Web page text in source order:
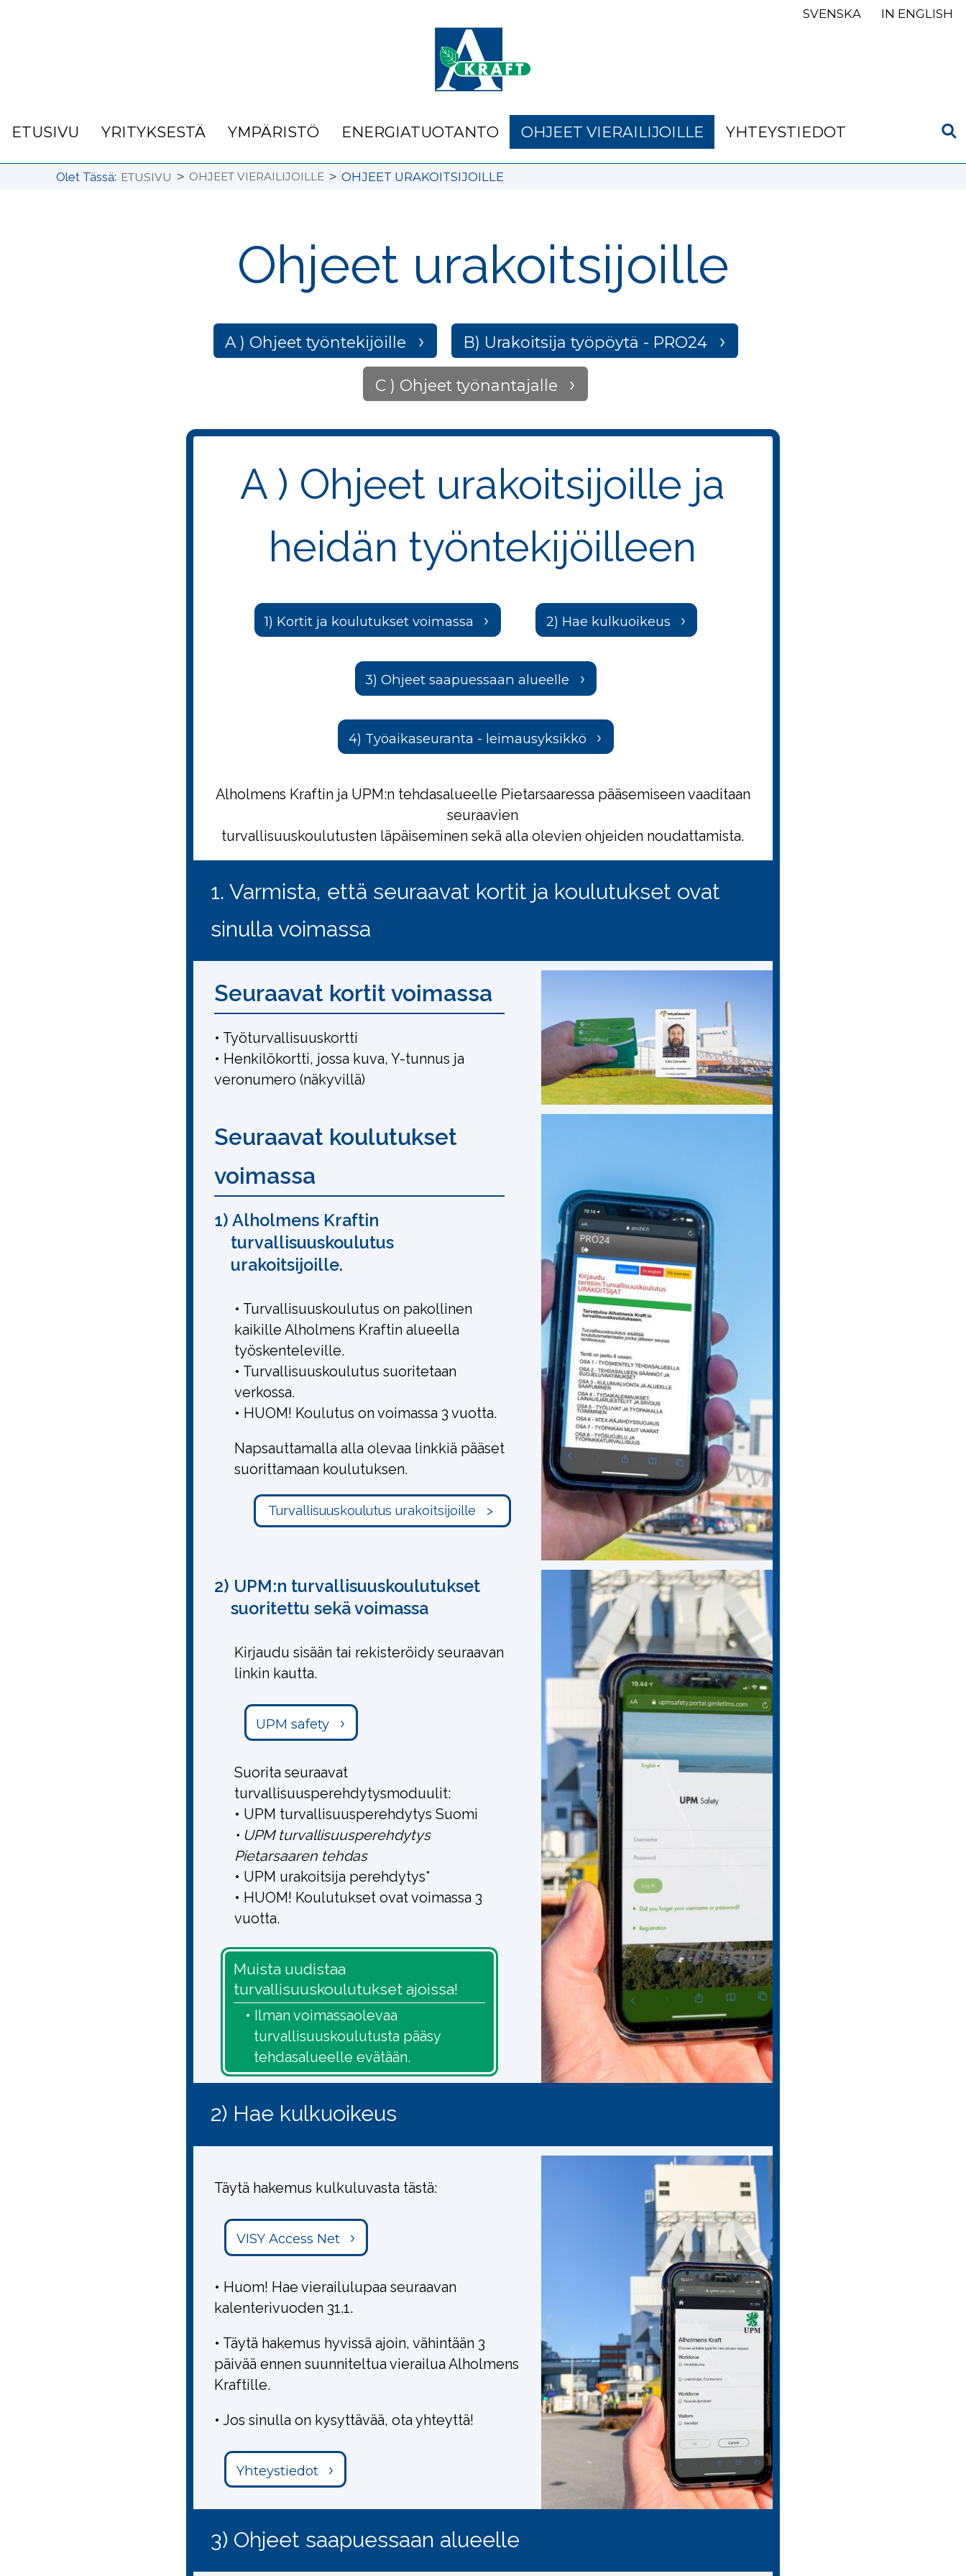
SVENSKA IN ENGLISH
ETUSIVU YRITYKSESTÄ YMPÄRISTÖ ENERGIATUOTANTO OHJEET VIERAILIJOILLE YHTEYSTIEDOT
Olet Tässä: ETUSIVU > OHJEET VIERAILIJOILLE > OHJEET URAKOITSIJOILLE
Ohjeet urakoitsijoille
A ) Ohjeet työntekijöille B) Urakoitsija työpöytä - PRO24
C ) Ohjeet työnantajalle
A ) Ohjeet urakoitsijoille ja
heidän työntekijöilleen
1) Kortit ja koulutukset voimassa 2) Hae kulkuoikeus
3) Ohjeet saapuessaan alueelle
4) Työaikaseuranta - leimausyksikkö
Alholmens Kraftin ja UPM:n tehdasalueelle Pietarsaaressa pääsemiseen vaaditaan
seuraavien
turvallisuuskoulutusten läpäiseminen sekä alla olevien ohjeiden noudattamista.
1. Varmista, että seuraavat kortit ja koulutukset ovat
sinulla voimassa
Seuraavat kortit voimassa
• Työturvallisuuskortti
• Henkilökortti, jossa kuva, Y-tunnus ja
veronumero (näkyvillä)
Seuraavat koulutukset
voimassa
1) Alholmens Kraftin
turvallisuuskoulutus
urakoitsijoille.
• Turvallisuuskoulutus on pakollinen
kaikille Alholmens Kraftin alueella
työskenteleville.
• Turvallisuuskoulutus suoritetaan
verkossa.
• HUOM! Koulutus on voimassa 3 vuotta.
Napsauttamalla alla olevaa linkkiä pääset
suorittamaan koulutuksen.
2) UPM:n turvallisuuskoulutukset
suoritettu sekä voimassa
Kirjaudu sisään tai rekisteröidy seuraavan
linkin kautta.
UPM safety
Suorita seuraavat
turvallisuusperehdytysmoduulit:
• UPM turvallisuusperehdytys Suomi
• UPM turvallisuusperehdytys
Pietarsaaren tehdas
• UPM urakoitsija perehdytys*
• HUOM! Koulutukset ovat voimassa 3
vuotta.
Muista uudistaa
turvallisuuskoulutukset ajoissa!
• Ilman voimassaolevaa
turvallisuuskoulutusta pääsy
tehdasalueelle evätään.
2) Hae kulkuoikeus
Täytä hakemus kulkuluvasta tästä:
VISY Access Net
• Huom! Hae vierailulupaa seuraavan
kalenterivuoden 31.1.
• Täytä hakemus hyvissä ajoin, vähintään 3
päivää ennen suunniteltua vierailua Alholmens
Kraftille.
• Jos sinulla on kysyttävää, ota yhteyttä!
Yhteystiedot
3) Ohjeet saapuessaan alueelle